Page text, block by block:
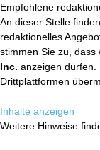
Empfohlene
An dieser Stelle
redaktionelles
stimmen Sie zu, dass
Inc. anzeigen dürfen.
Drittplattformen
Inhalte anzeigen
Weitere Hinweise